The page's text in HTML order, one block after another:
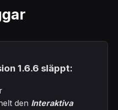
1.6.6 släppt:
den Interaktiva